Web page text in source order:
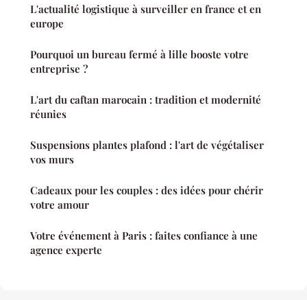
L'actualité logistique à surveiller en france et en
europe
Pourquoi un bureau fermé à lille booste votre
entreprise ?
L'art du caftan marocain : tradition et modernité
réunies
Suspensions plantes plafond : l'art de végétaliser
vos murs
Cadeaux pour les couples : des idées pour chérir
votre amour
Votre événement à Paris : faites confiance à une
agence experte